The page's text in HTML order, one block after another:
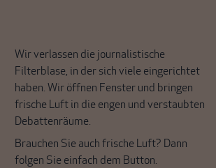
Wir verlassen die journalistische
Filterblase, in der sich viele eingerichtet
haben. Wir öffnen Fenster und bringen
frische Luft in die engen und verstaubten
Debattenräume.
Brauchen Sie auch frische Luft? Dann
folgen Sie einfach dem Button.